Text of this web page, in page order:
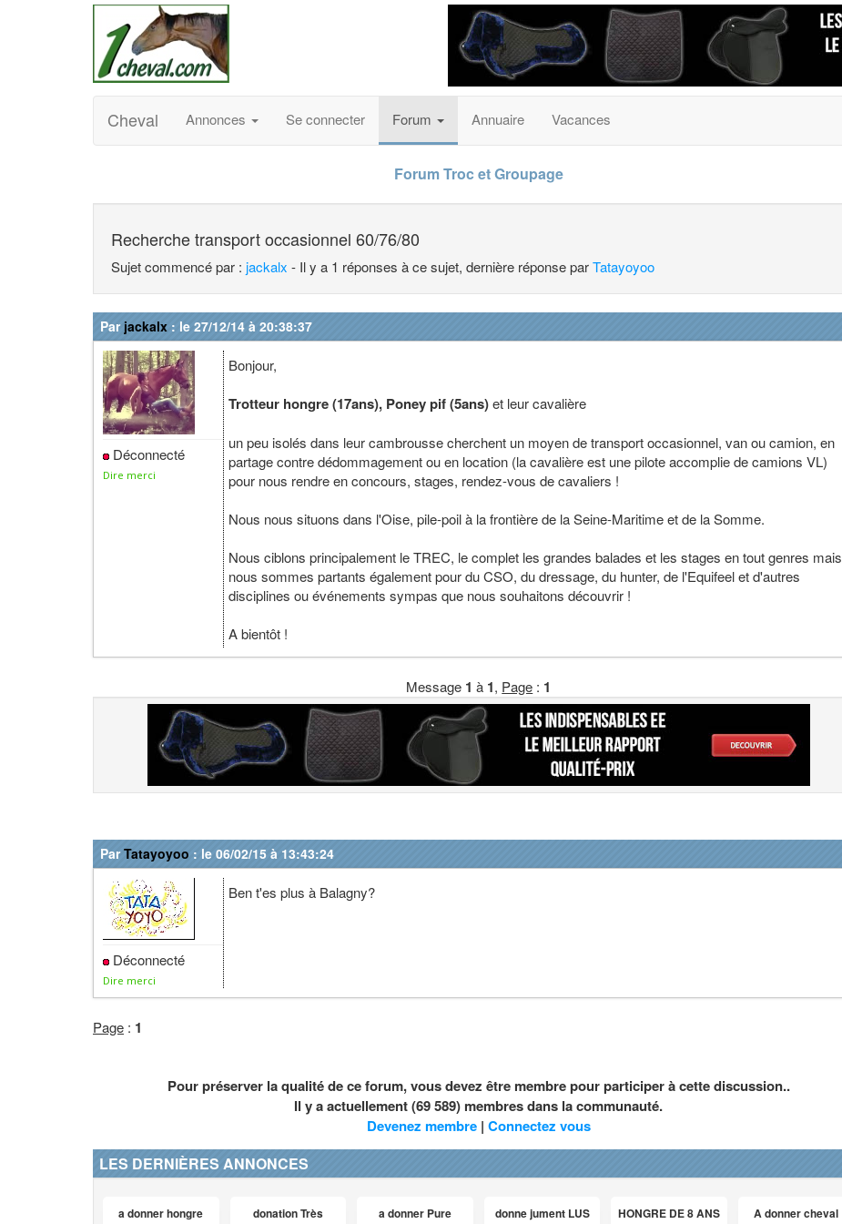
Cheval Annonces Se connecter Forum Annuaire Vacances
Forum Troc et Groupage
Recherche transport occasionnel 60/76/80
Sujet commencé par : jackalx - Il y a 1 réponses à ce sujet, dernière réponse parTatayoyoo
Par jackalx : le 27/12/14 à 20:38:37
Déconnecté
Dire merci
Bonjour,
Trotteur hongre (17ans), Poney pif (5ans)et leur cavalière
un peu isolés dans leur cambrousse cherchent un moyen de transport occasionnel, van ou camion, en
partage contre dédommagement ou en location (la cavalière est une pilote accomplie de camions VL)
pour nous rendre en concours, stages, rendez-vous de cavaliers !
Nous nous situons dans l'Oise, pile-poil à la frontière de la Seine-Maritime et de la Somme.
Nous ciblons principalement le TREC, le complet les grandes balades et les stages en tout genres mais
nous sommes partants également pour du CSO, du dressage, du hunter, de l'Equifeel et d'autres
disciplines ou événements sympas que nous souhaitons découvrir !
A bientôt !
Message 1 à 1, Page : 1
ParTatayoyoo : le 06/02/15 à 13:43:24
Déconnecté
Dire merci
Ben t'es plus à Balagny?
Page : 1
Pour préserver la qualité de ce forum, vous devez être membre pour participer à cette discussion..
Il y a actuellement (69 589) membres dans la communauté.
Devenez membre| Connectez vous
LES DERNIÈRES ANNONCES
a donner hongre donation Très a donner Pure donne jument LUS HONGRE DE 8 ANS A donner cheval